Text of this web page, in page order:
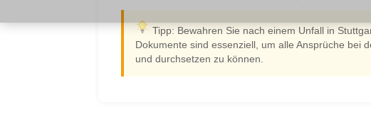
Tipp: Bewahren Sie nach einem Unfall in
Dokumente sind essenziell, um alle Ansprüche bei
und durchsetzen zu können.